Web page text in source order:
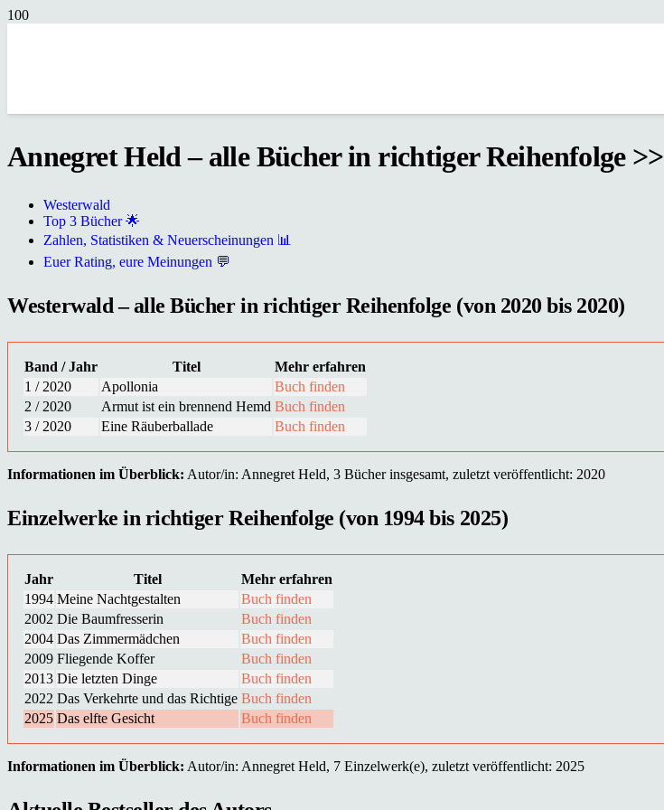
Annegret Held – alle Bücher in richtiger Reihenfolge >>
Westerwald
Top 3 Bücher 🌟
Zahlen, Statistiken & Neuerscheinungen 📊
Euer Rating, eure Meinungen 💬
Westerwald – alle Bücher in richtiger Reihenfolge (von 2020 bis 2020)
Band / Jahr Titel
Mehr erfahren
1 / 2020
Apollonia
Buch finden
2 / 2020
Armut ist ein brennend Hemd Buch finden
3 / 2020
Eine Räuberballade Buch finden
Informationen im Überblick: Autor/in: Annegret Held, 3 Bücher insgesamt, zuletzt veröffentlicht: 2020
Einzelwerke in richtiger Reihenfolge (von 1994 bis 2025)
Jahr Titel
Mehr erfahren
1994 Meine Nachtgestalten
Buch finden
2002 Die Baumfresserin
Buch finden
2004 Das Zimmermädchen
Buch finden
2009 Fliegende Koffer
Buch finden
2013 Die letzten Dinge
Buch finden
2022 Das Verkehrte und das Richtige Buch finden
2025 Das elfte Gesicht Buch finden
Informationen im Überblick: Autor/in: Annegret Held, 7 Einzelwerk(e), zuletzt veröffentlicht: 2025